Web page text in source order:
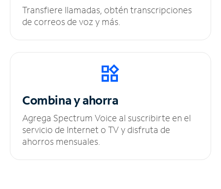
Transfiere llamadas, obtén transcripciones
de correos de voz y más.
Combina y ahorra
Agrega Spectrum Voice al suscribirte en el
servicio de Internet o TV y disfruta de
ahorros mensuales.